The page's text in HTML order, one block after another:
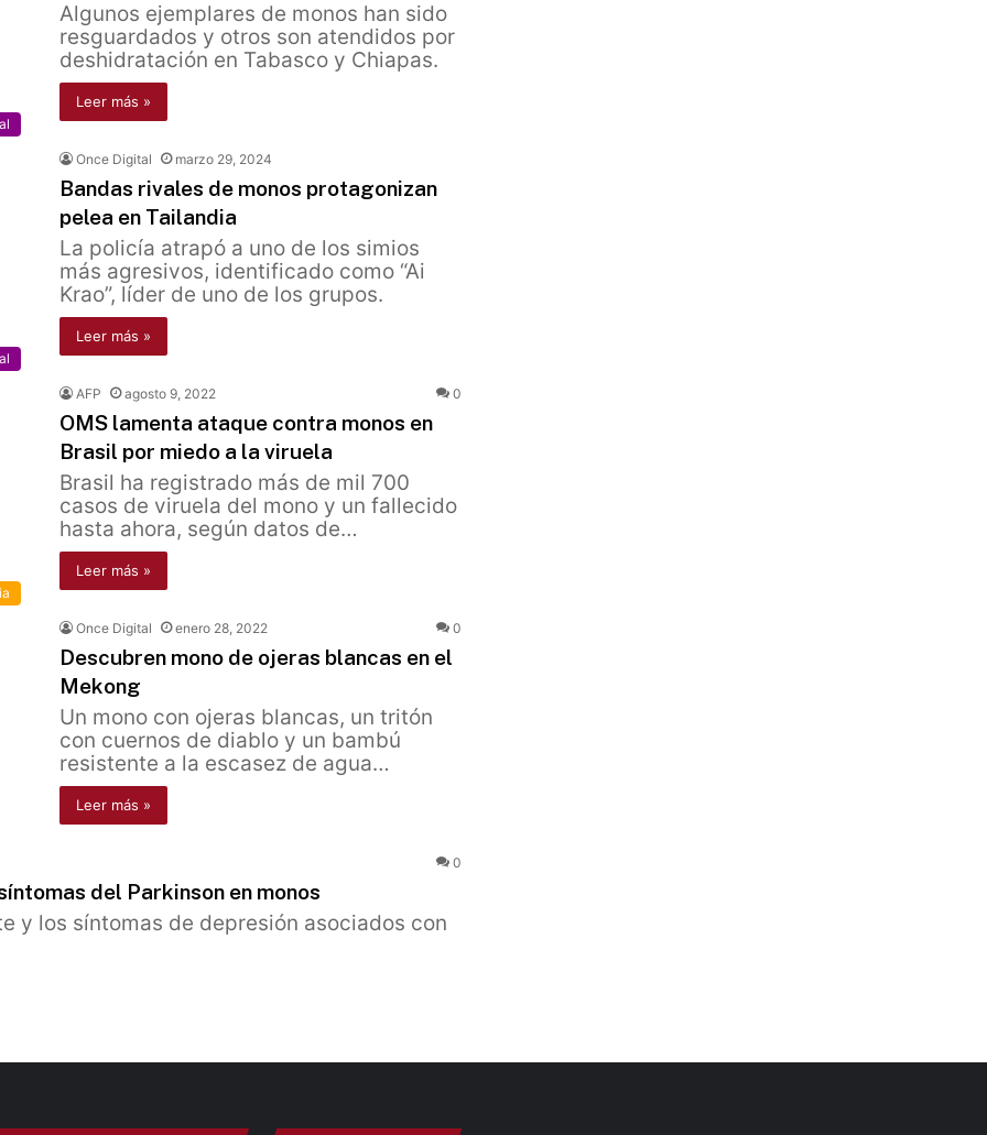
Algunos ejemplares de monos han sido
resguardados y otros son atendidos por
deshidratación en Tabasco y Chiapas.
Leer más »
Once Digital marzo 29, 2024
Bandas rivales de monos protagonizan
pelea en Tailandia
La policía atrapó a uno de los simios
más agresivos, identificado como “Ai
Krao”, líder de uno de los grupos.
Leer más »
AFP agosto 9, 2022 0
OMS lamenta ataque contra monos en
Brasil por miedo a la viruela
Brasil ha registrado más de mil 700
casos de viruela del mono y un fallecido
hasta ahora, según datos de…
Leer más »
Once Digital enero 28, 2022 0
Descubren mono de ojeras blancas en el
Mekong
Un mono con ojeras blancas, un tritón
con cuernos de diablo y un bambú
resistente a la escasez de agua…
Leer más »
0
del Parkinson en monos
y los síntomas de depresión asociados con